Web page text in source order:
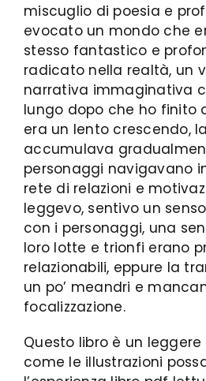
miscuglio di poesia e
evocato un mondo che
stesso fantastico e
radicato nella realtà, un
narrativa immaginativa
lungo dopo che ho finito
era un lento crescendo,
accumulava
personaggi navigavano
rete di relazioni e
leggevo, sentivo un
con i personaggi, una
loro lotte e trionfi erano
relazionabili, eppure la
un po’ meandri e
focalizzazione.
Questo libro è un
come le illustrazioni